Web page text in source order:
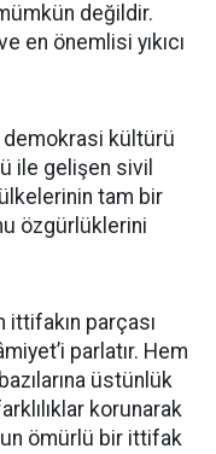
değildir.
en önemlisi yıkıcı
kültürü
ile gelişen sivil
tam bir
özgürlüklerini
parçası
parlatır. Hem
üstünlük
korunarak
ömürlü bir ittifak